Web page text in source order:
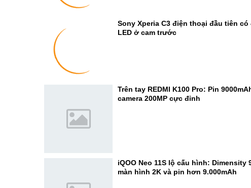
Sony Xperia C3 điện thoại đầu tiên có
LED ở cam trước
Trên tay REDMI K100 Pro: Pin
camera 200MP cực đỉnh
iQOO Neo 11S lộ cấu hình: Dimensity
màn hình 2K và pin hơn 9.000mAh